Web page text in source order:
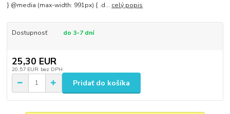
} @media (max-width: 991px) { .d... celý popis
Dostupnosť do 3-7 dní
25,30 EUR
20,57 EUR bez DPH
Pridať do košíka